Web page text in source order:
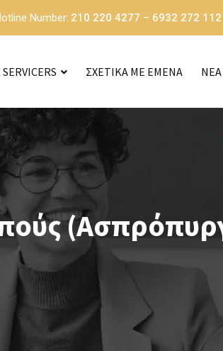
Number: 210 220 4277 – 6932 272 112
ΣΧΕΤΙΚΑ ΜΕ ΕΜΕΝΑ NEA